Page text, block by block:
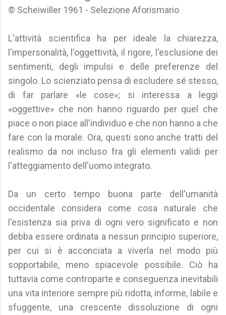
© Scheiwiller 1961 - Selezione Aforismario
L'attività scientifica ha per ideale la chiarezza,
l'impersonalità, l'oggettività, il rigore, l'esclusione dei
sentimenti, degli impulsi e delle preferenze del
singolo. Lo scienziato pensa di escludere sé stesso,
di far parlare «le cose»; si interessa a leggi
«oggettive» che non hanno riguardo per quel che
piace o non piace all'individuo e che non hanno a che
fare con la morale. Ora, questi sono anche tratti del
realismo da noi incluso fra gli elementi validi per
l'atteggiamento dell'uomo integrato.
Da un certo tempo buona parte dell'umanità
occidentale considera come cosa naturale che
l'esistenza sia priva di ogni vero significato e non
debba essere ordinata a nessun principio superiore,
per cui si è acconciata a viverla nel modo più
sopportabile, meno spiacevole possibile. Ciò ha
tuttavia come controparte e conseguenza inevitabili
una vita interiore sempre più ridotta, informe, labile e
sfuggente, una crescente dissoluzione di ogni